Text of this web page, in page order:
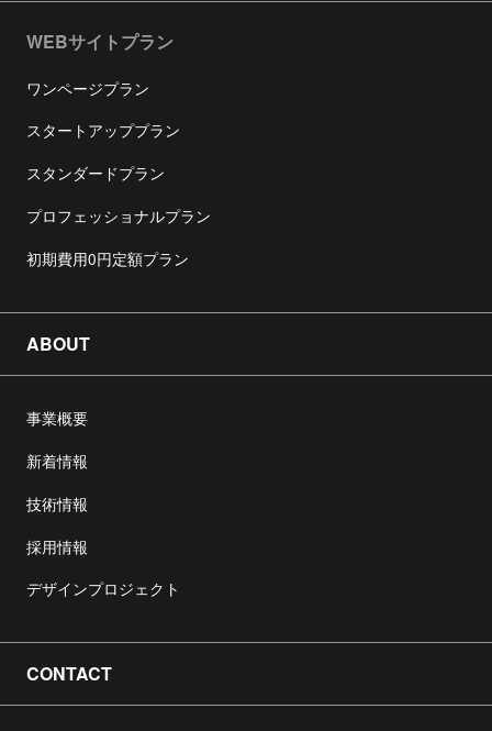
WEBサイトプラン
ワンページプラン
スタートアッププラン
スタンダードプラン
プロフェッショナルプラン
初期費用0円定額プラン
ABOUT
事業概要
新着情報
技術情報
採用情報
デザインプロジェクト
CONTACT